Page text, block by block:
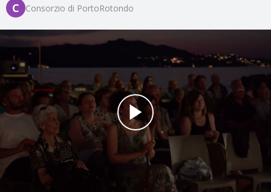
C Consorzio di PortoRotondo